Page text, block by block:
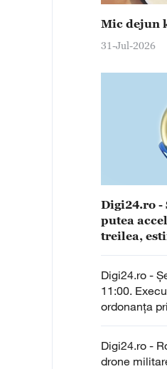
Mic dejun
31-Jul-2026
Digi24.ro -
putea
treilea,
Digi24.ro -
11:00.
ordonanța
Digi24.ro -
drone